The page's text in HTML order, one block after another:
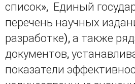
список», Единый
перечень научных
разработке), а также
документов,
показатели